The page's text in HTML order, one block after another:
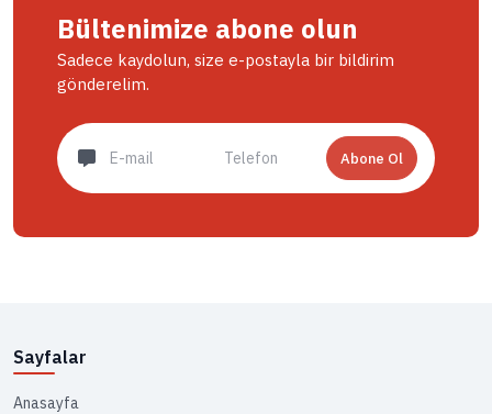
Bültenimize abone olun
Sadece kaydolun, size e-postayla bir bildirim
gönderelim.
Abone Ol
Sayfalar
Anasayfa